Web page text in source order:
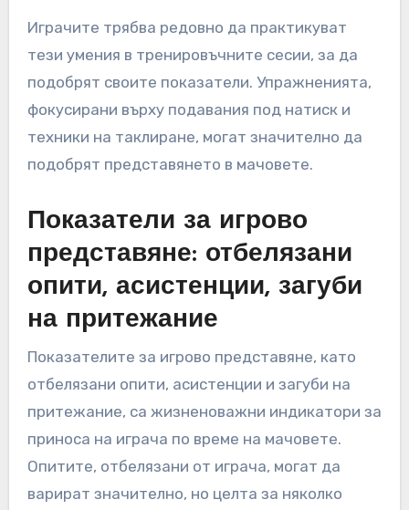
Играчите трябва редовно да практикуват
тези умения в тренировъчните сесии, за да
подобрят своите показатели. Упражненията,
фокусирани върху подавания под натиск и
техники на таклиране, могат значително да
подобрят представянето в мачовете.
Показатели за игрово
представяне: отбелязани
опити, асистенции, загуби
на притежание
Показателите за игрово представяне, като
отбелязани опити, асистенции и загуби на
притежание, са жизненоважни индикатори за
приноса на играча по време на мачовете.
Опитите, отбелязани от играча, могат да
варират значително, но целта за няколко